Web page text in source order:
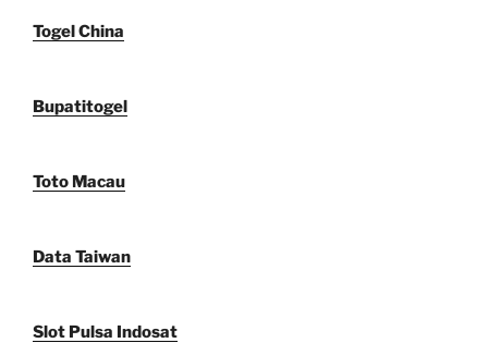
Togel China
Bupatitogel
Toto Macau
Data Taiwan
Slot Pulsa Indosat